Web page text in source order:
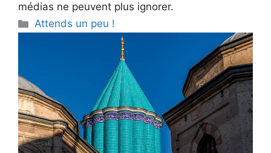
médias ne peuvent plus ignorer.
Categories
Attends un peu !